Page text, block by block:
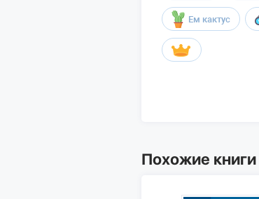
Ем кактус
Похожие книги